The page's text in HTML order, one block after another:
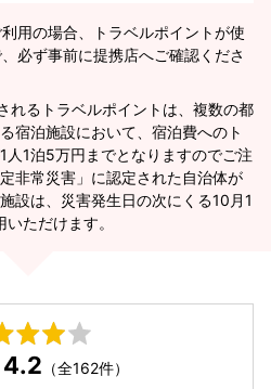
用の場合、トラベルポイントが使
必ず事前に提携店へご確認くださ
れるトラベルポイントは、複数の都
宿泊施設において、宿泊費へのト
人1泊5万円までとなりますのでご注
非常災害」に認定された自治体が
設は、災害発生日の次にくる10月1
ただけます。
4.2 （全162件）